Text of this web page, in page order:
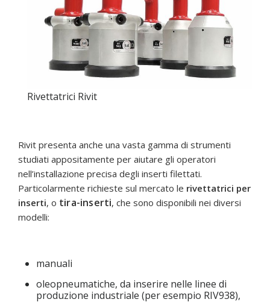
Rivettatrici Rivit
Rivit presenta anche una vasta gamma di strumenti
studiati appositamente per aiutare gli operatori
nell’installazione precisa degli inserti filettati.
Particolarmente richieste sul mercato le rivettatrici per
inserti, o tira-inserti, che sono disponibili nei diversi
modelli:
manuali
oleopneumatiche, da inserire nelle linee di
produzione industriale (per esempio RIV938),